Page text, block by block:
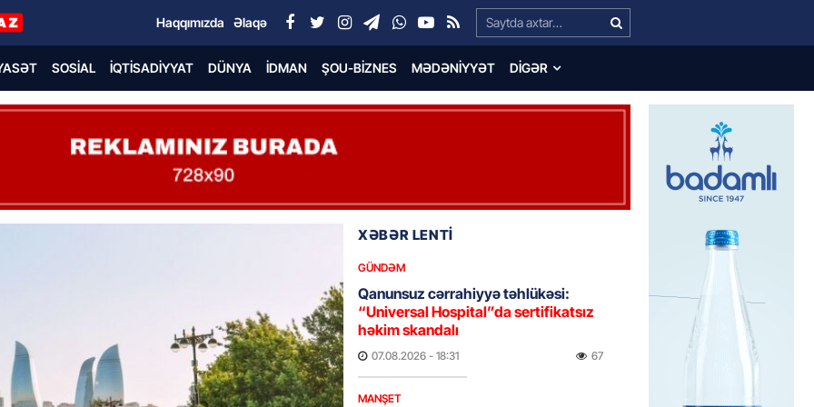
Search…
Haqqımızda Əlaqə
SOSIAL İQTISADIYYAT DÜNYA İDMAN ŞOU-BIZNES MƏDƏNIYYƏT DIGƏR
XƏBƏR LENTİ
GÜNDƏM
Qanunsuz cərrahiyyə təhlükəsi:
“Universal Hospital”da sertifikatsız
həkim skandalı
07.08.2026 - 18:31 67
MANŞET